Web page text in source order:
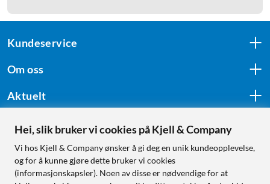
Kundeservice
Om oss
Aktuelt
Følg oss
Hei, slik bruker vi cookies på Kjell & Company
Vi hos Kjell & Company ønsker å gi deg en unik kundeopplevelse,
og for å kunne gjøre dette bruker vi cookies
(informasjonskapsler). Noen av disse er nødvendige for at